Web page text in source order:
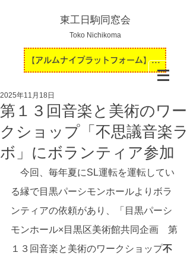
東工日駒同窓会
Toko Nichikoma
【アルムナイプラットフォーム】運用開始のお知らせ
第１３回音楽と美術のワー
クショップ「不思議音楽ラ
ボ」にボランティア参加
2025年11月18日
今回、毎年夏にSL運転を運転してい
る縁で目黒パーシモンホールよりボラ
ンティアの依頼があり、「目黒パーシ
モンホール×目黒区美術館共同企画　第
１３回音楽と美術のワークショップ不